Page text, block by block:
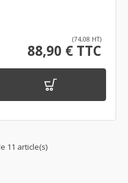
(74,08 HT)
88,90 € TTC
11 article(s)